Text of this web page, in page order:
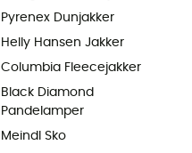
Pyrenex Dunjakker
Helly Hansen Jakker
Columbia Fleecejakker
Black Diamond
Pandelamper
Meindl Sko